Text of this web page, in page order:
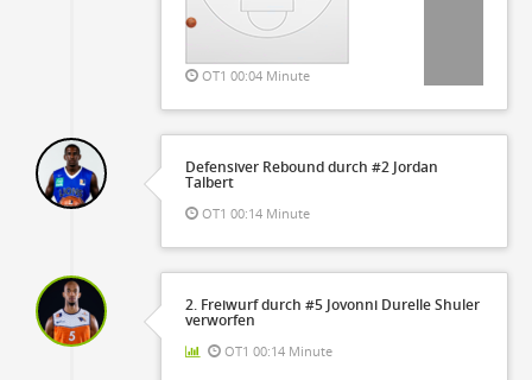
OT1 00:04 Minute
Defensiver Rebound durch #2 Jordan
Talbert
OT1 00:14 Minute
2. Freiwurf durch #5 Jovonni Durelle Shuler
verworfen
OT1 00:14 Minute